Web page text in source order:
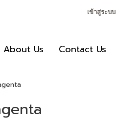
เข้าสู่ระบบ
About Us Contact Us